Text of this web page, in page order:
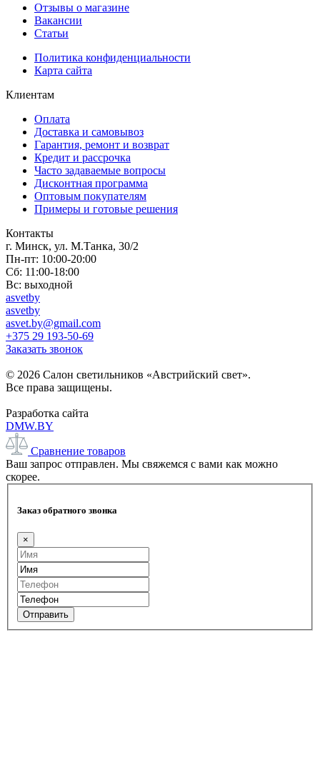
Отзывы о магазине
Вакансии
Статьи
Политика конфиденциальности
Карта сайта
Клиентам
Оплата
Доставка и самовывоз
Гарантия, ремонт и возврат
Кредит и рассрочка
Часто задаваемые вопросы
Дисконтная программа
Оптовым покупателям
Примеры и готовые решения
Контакты
г. Минск, ул. М.Танка, 30/2
Пн-пт: 10:00-20:00
Сб: 11:00-18:00
Вс: выходной
asvetby
asvetby
asvet.by@gmail.com
+375 29 193-50-69
Заказать звонок
© 2026 Салон светильников «Австрийский свет».
Все права защищены.
Разработка сайта
DMW.BY
Сравнение товаров
Ваш запрос отправлен. Мы свяжемся с вами как можно
скорее.
Заказ обратного звонка
×
Отправить